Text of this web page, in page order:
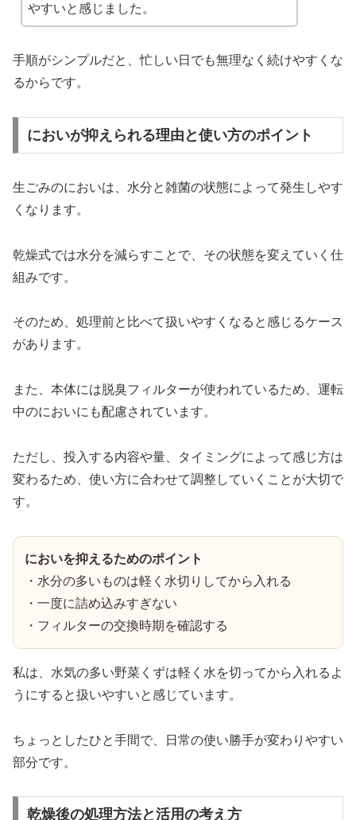
やすいと感じました。
手順がシンプルだと、忙しい日でも無理なく続けやすくな
るからです。
においが抑えられる理由と使い方のポイント
生ごみのにおいは、水分と雑菌の状態によって発生しやす
くなります。
乾燥式では水分を減らすことで、その状態を変えていく仕
組みです。
そのため、処理前と比べて扱いやすくなると感じるケース
があります。
また、本体には脱臭フィルターが使われているため、運転
中のにおいにも配慮されています。
ただし、投入する内容や量、タイミングによって感じ方は
変わるため、使い方に合わせて調整していくことが大切で
す。
においを抑えるためのポイント
・水分の多いものは軽く水切りしてから入れる
・一度に詰め込みすぎない
・フィルターの交換時期を確認する
私は、水気の多い野菜くずは軽く水を切ってから入れるよ
うにすると扱いやすいと感じています。
ちょっとしたひと手間で、日常の使い勝手が変わりやすい
部分です。
乾燥後の処理方法と活用の考え方